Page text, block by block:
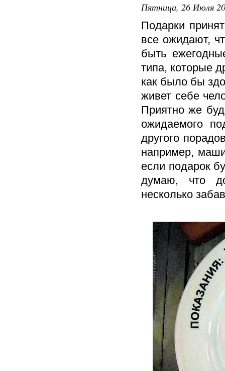
Пятница, 26 Июля
Подарки
все ожидают,
быть
типа, которые
как было бы
живет себе
Приятно же
ожидаемого
другого
например,
если подарок
думаю, что
несколько